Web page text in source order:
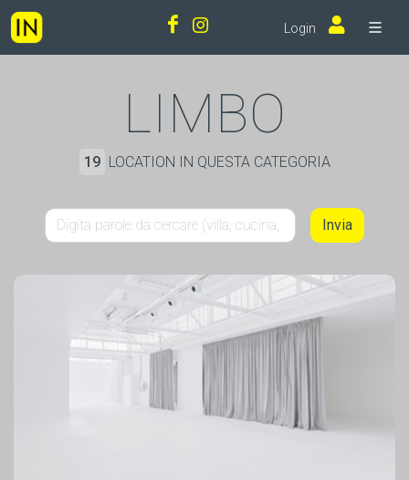
Login
LIMBO
19 LOCATION IN QUESTA CATEGORIA